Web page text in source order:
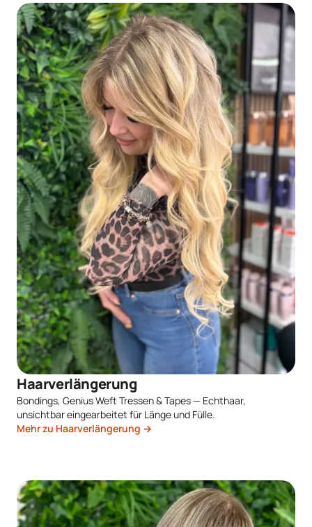
Haarverlängerung
Bondings, Genius Weft Tressen & Tapes — Echthaar,
unsichtbar eingearbeitet für Länge und Fülle.
Mehr zu Haarverlängerung →